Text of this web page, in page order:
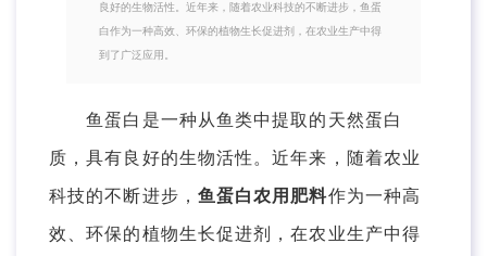
良好的生物活性。近年来，随着农业科技的不断进步，鱼蛋
白作为一种高效、环保的植物生长促进剂，在农业生产中得
到了广泛应用。
鱼蛋白是一种从鱼类中提取的天然蛋白
质，具有良好的生物活性。近年来，随着农业
科技的不断进步， 鱼蛋白农用肥料作为一种高
效、环保的植物生长促进剂，在农业生产中得